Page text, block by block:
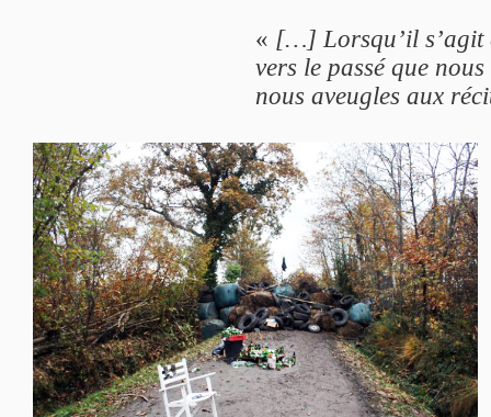
« […] Lorsqu’il s’agit
vers le passé que
nous aveugles aux